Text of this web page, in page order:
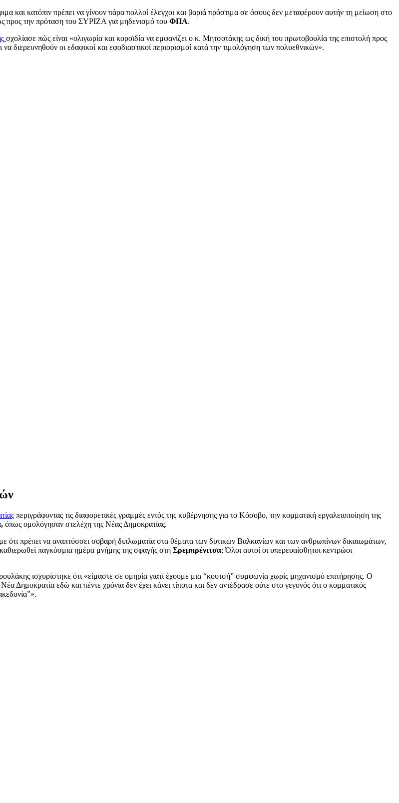
και κατόπιν πρέπει να γίνουν πάρα πολλοί έλεγχοι και βαριά πρόστιμα σε όσους δεν μεταφέρουν αυτήν τη μείωση στο
προς την πρόταση του ΣΥΡΙΖΑ για μηδενισμό του ΦΠΑ.
σχολίασε πώς είναι «ολιγωρία και κοροϊδία να εμφανίζει ο κ. Μητσοτάκης ως δική του πρωτοβουλία της επιστολή προς
οι εδαφικοί και εφοδιαστικοί περιορισμοί κατά την τιμολόγηση των πολυεθνικών».
περιγράφοντας τις διαφορετικές γραμμές εντός της κυβέρνησης για το Κόσοβο, την κομματική εργαλειοποίηση της
όπως ομολόγησαν στελέχη της Νέας Δημοκρατίας.
πρέπει να αναπτύσσει σοβαρή διπλωματία στα θέματα των δυτικών Βαλκανίων και των ανθρωπίνων δικαιωμάτων,
παγκόσμια ημέρα μνήμης της σφαγής στη Σρεμπρένιτσα; Όλοι αυτοί οι υπερευαίσθητοι κεντρώοι
ισχυρίστηκε ότι «είμαστε σε ομηρία γιατί έχουμε μια “κουτσή” συμφωνία χωρίς μηχανισμό επιτήρησης. Ο
Δημοκρατία εδώ και πέντε χρόνια δεν έχει κάνει τίποτα και δεν αντέδρασε ούτε στο γεγονός ότι ο κομματικός